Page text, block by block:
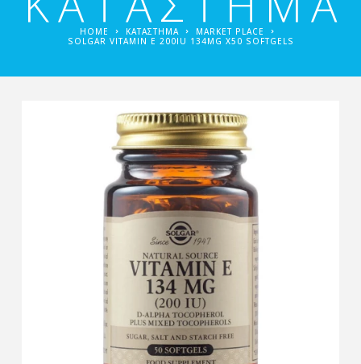
HOME ΚΑΤΑΣΤΗΜΑ
MARKET PLACE
SOLGAR VITAMIN E 200IU 134MG X50 SOFTGELS